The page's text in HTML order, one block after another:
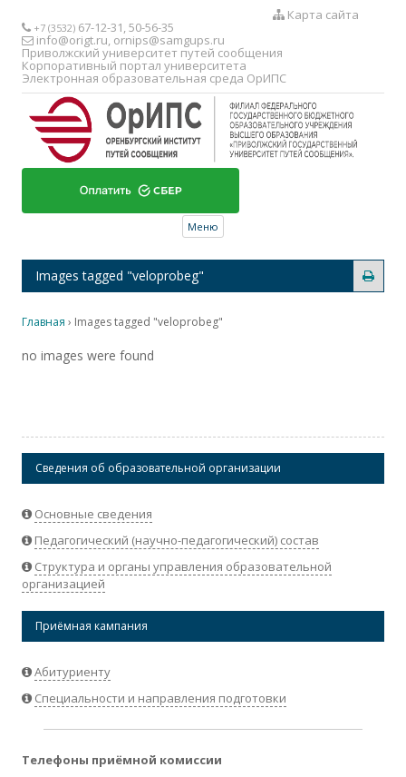
Карта сайта
+7 (3532) 67-12-31, 50-56-35
info@origt.ru, ornips@samgups.ru
Приволжский университет путей сообщения
Корпоративный портал университета
Электронная образовательная среда ОрИПС
Меню
Images tagged "veloprobeg"
Главная › Images tagged "veloprobeg"
no images were found
Сведения об образовательной организации
Основные сведения
Педагогический (научно-педагогический) состав
Структура и органы управления образовательной
организацией
Приёмная кампания
Абитуриенту
Специальности и направления подготовки
Телефоны приёмной комиссии